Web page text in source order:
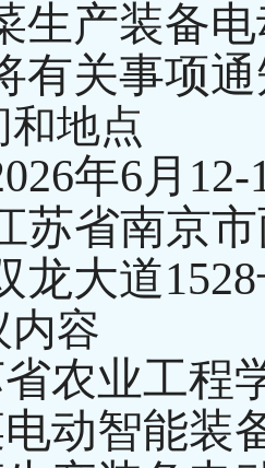
生产装备
有关事项
地点
年6月
苏省南京
龙大道
内容
农业工程
动智能装